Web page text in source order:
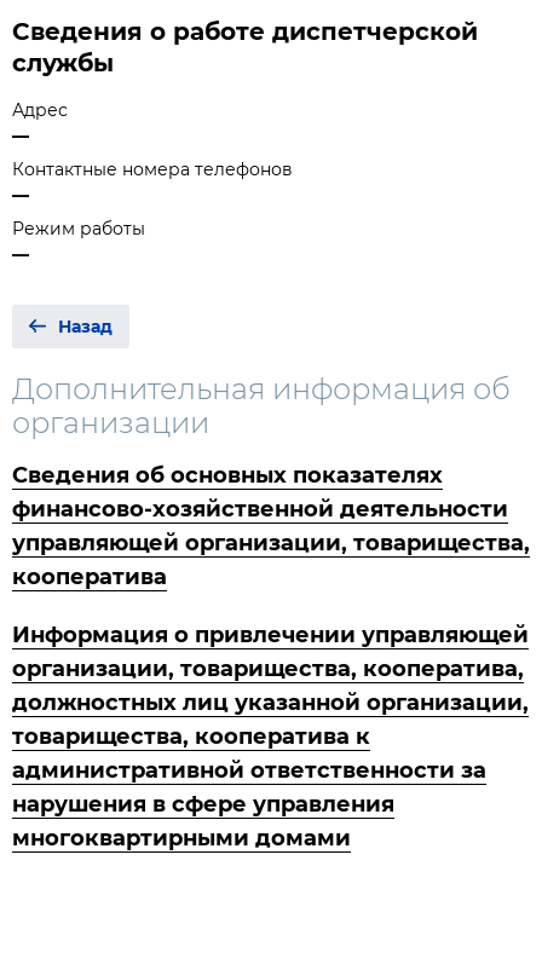
Сведения о работе диспетчерской
службы
Адрес
—
Контактные номера телефонов
—
Режим работы
—
Назад
Дополнительная информация об
организации
Сведения об основных показателях
финансово-хозяйственной деятельности
управляющей организации, товарищества,
кооператива
Информация о привлечении управляющей
организации, товарищества, кооператива,
должностных лиц указанной организации,
товарищества, кооператива к
административной ответственности за
нарушения в сфере управления
многоквартирными домами